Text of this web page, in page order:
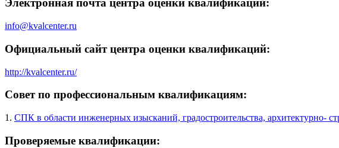
Электронная почта центра оценки квалификаций:
info@kvalcenter.ru
Официальный сайт центра оценки квалификаций:
http://kvalcenter.ru/
Совет по профессиональным квалификациям:
1. СПК в области инженерных изысканий, градостроительства, архитектурно-
Проверяемые квалификации: